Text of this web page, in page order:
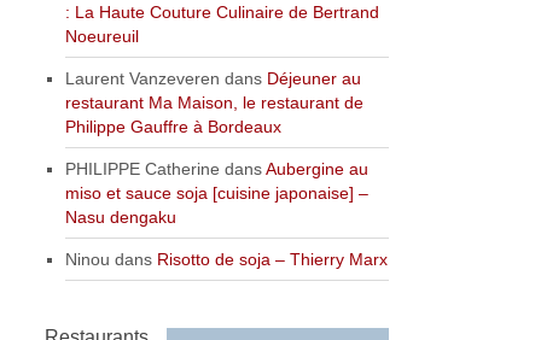
: La Haute Couture Culinaire de Bertrand
Noeureuil
Laurent Vanzeveren dans Déjeuner au
restaurant Ma Maison, le restaurant de
Philippe Gauffre à Bordeaux
PHILIPPE Catherine dansAubergine au
miso et sauce soja [cuisine japonaise] –
Nasu dengaku
Ninou dans Risotto de soja – Thierry Marx